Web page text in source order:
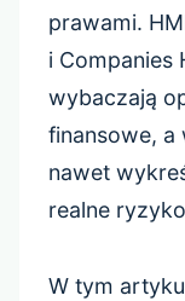
prawami.
i Companies
wybaczają
finansowe,
nawet
realne
W tym